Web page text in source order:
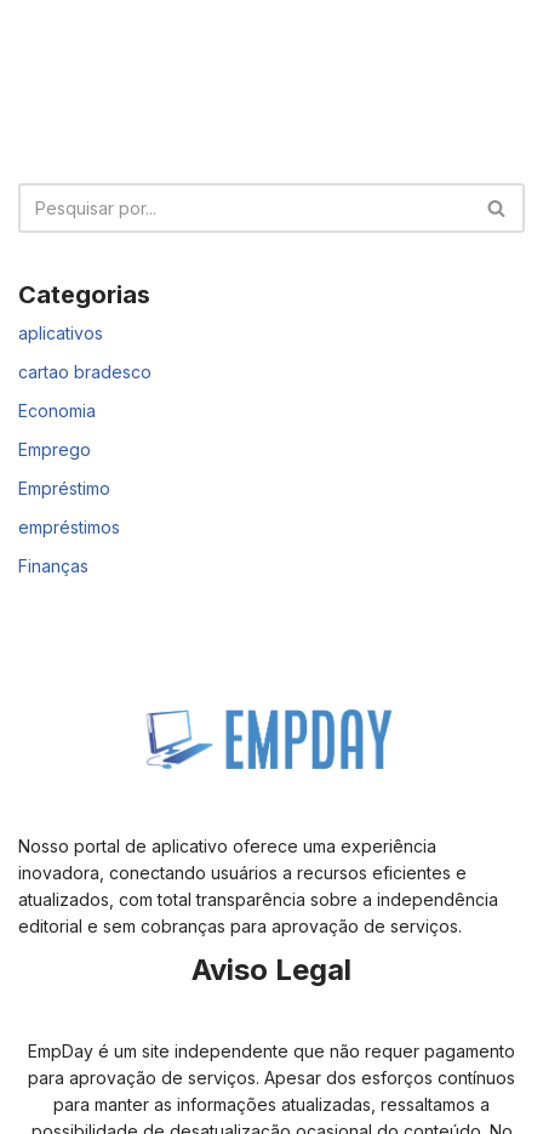
Categorias
aplicativos
cartao bradesco
Economia
Emprego
Empréstimo
empréstimos
Finanças
Nosso portal de aplicativo oferece uma experiência
inovadora, conectando usuários a recursos eficientes e
atualizados, com total transparência sobre a independência
editorial e sem cobranças para aprovação de serviços.
Aviso Legal
EmpDay é um site independente que não requer pagamento
para aprovação de serviços. Apesar dos esforços contínuos
para manter as informações atualizadas, ressaltamos a